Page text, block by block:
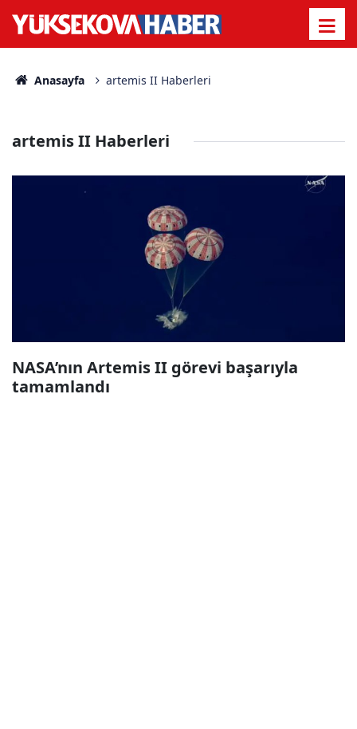
Anasayfa artemis II Haberleri
artemis II Haberleri
NASA’nın Artemis II görevi başarıyla
tamamlandı